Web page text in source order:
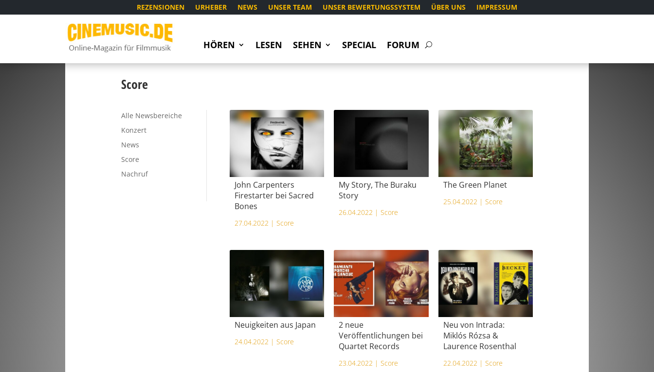
REZENSIONEN URHEBER NEWS UNSER TEAM UNSER BEWERTUNGSSYSTEM ÜBER UNS IMPRESSUM
HÖREN LESEN SEHEN SPECIAL FORUM
Score
Alle Newsbereiche
Konzert
News
Score
Nachruf
John Carpenters
Firestarter bei Sacred
Bones
27.04.2022 | Score
My Story, The Buraku
Story
26.04.2022 |Score
The Green Planet
25.04.2022 | Score
Neuigkeiten aus Japan
24.04.2022 | Score
2 neue
Veröffentlichungen bei
Quartet Records
23.04.2022 |Score
Neu von Intrada:
Miklós Rózsa &
Laurence Rosenthal
22.04.2022 | Score